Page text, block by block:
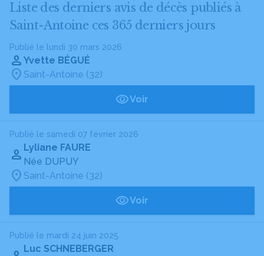
Liste des derniers avis de décès publiés à
Saint-Antoine ces 365 derniers jours
Publié le lundi 30 mars 2026
Yvette BÉGUÉ
Saint-Antoine (32)
Voir
Publié le samedi 07 février 2026
Lyliane FAURE
Née DUPUY
Saint-Antoine (32)
Voir
Publié le mardi 24 juin 2025
Luc SCHNEBERGER